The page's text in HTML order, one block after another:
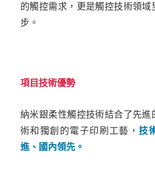
的觸控需求，更是觸控技術領域
步。
項目技術優勢
納米銀柔性觸控技術結合了先進
術和獨創的電子印刷工藝，技
進、國內領先。